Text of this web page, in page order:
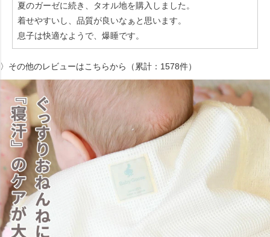
夏のガーゼに続き、タオル地を購入しました。
着せやすいし、品質が良いなぁと思います。
息子は快適なようで、爆睡です。
〉その他のレビューはこちらから（累計：1578件）